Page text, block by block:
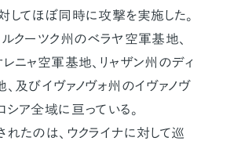
てほぼ同時に攻撃を実施した。
クーツク州のベラヤ空軍基地、
ニャ空軍基地、リャザン州のディ
及びイヴァノヴォ州のイヴァノヴ
ア全域に亘っている。
たのは、ウクライナに対して巡